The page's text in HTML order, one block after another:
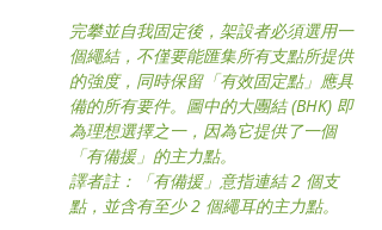
完攀並自我固定後，架設者必須選用一
個繩結，不僅要能匯集所有支點所提供
的強度，同時保留「有效固定點」應具
備的所有要件。圖中的大團結 (BHK) 即
為理想選擇之一，因為它提供了一個
「有備援」的主力點。
譯者註：「有備援」意指連結 2 個支
點，並含有至少 2 個繩耳的主力點。